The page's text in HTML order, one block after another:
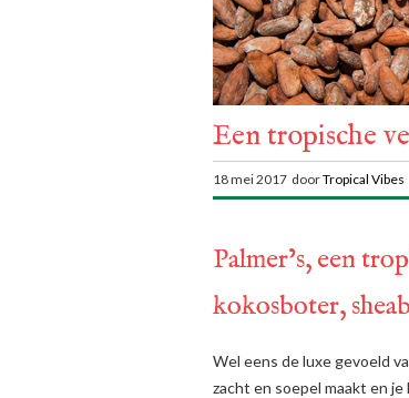
Een tropische
18 mei 2017 doorTropical Vibes
Palmer’s, een
kokosboter,
Wel eens de luxe gevoeld
zacht en soepel maakt en